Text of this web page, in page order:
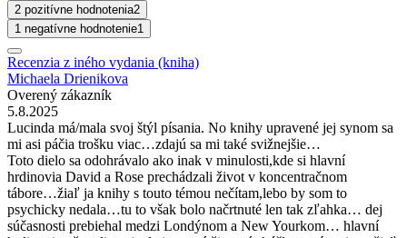
2 pozitívne hodnotenia2
1 negatívne hodnotenie1
Recenzia z iného vydania (kniha)
Michaela Drienikova
Overený zákazník
5.8.2025
Lucinda má/mala svoj štýl písania. No knihy upravené jej synom sa
mi asi páčia trošku viac…zdajú sa mi také svižnejšie…
Toto dielo sa odohrávalo ako inak v minulosti,kde si hlavní
hrdinovia David a Rose prechádzali život v koncentračnom
tábore…žiaľ ja knihy s touto témou nečítam,lebo by som to
psychicky nedala…tu to však bolo načrtnuté len tak zľahka… dej
súčasnosti prebiehal medzi Londýnom a New Yourkom… hlavní